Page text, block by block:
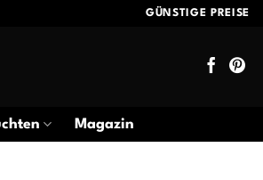
GÜNSTIGE PREISE
Magazin